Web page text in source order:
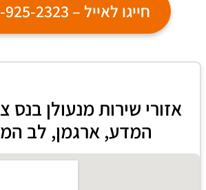
חייגו לאייל – 052-925-2323
אזורי שירות מנעולן בנס
המדע, ארגמן, לב